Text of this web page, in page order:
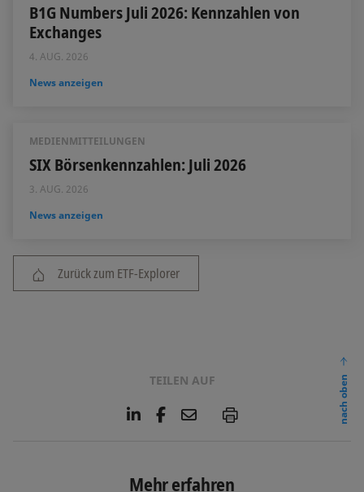
B1G Numbers Juli 2026: Kennzahlen von
Exchanges
4. AUG. 2026
News anzeigen
MEDIENMITTEILUNGEN
SIX Börsenkennzahlen: Juli 2026
3. AUG. 2026
News anzeigen
Zurück zum ETF-Explorer
TEILEN AUF
L
e
F
E
l
P
nach oben
Mehr erfahren